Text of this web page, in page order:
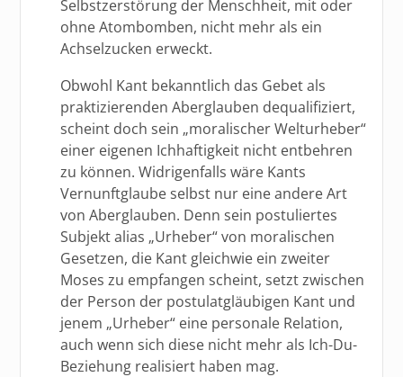
Selbstzerstörung der Menschheit, mit oder
ohne Atombomben, nicht mehr als ein
Achselzucken erweckt.
Obwohl Kant bekanntlich das Gebet als
praktizierenden Aberglauben dequalifiziert,
scheint doch sein „moralischer Welturheber“
einer eigenen Ichhaftigkeit nicht entbehren
zu können. Widrigenfalls wäre Kants
Vernunftglaube selbst nur eine andere Art
von Aberglauben. Denn sein postuliertes
Subjekt alias „Urheber“ von moralischen
Gesetzen, die Kant gleichwie ein zweiter
Moses zu empfangen scheint, setzt zwischen
der Person der postulatgläubigen Kant und
jenem „Urheber“ eine personale Relation,
auch wenn sich diese nicht mehr als Ich-Du-
Beziehung realisiert haben mag.